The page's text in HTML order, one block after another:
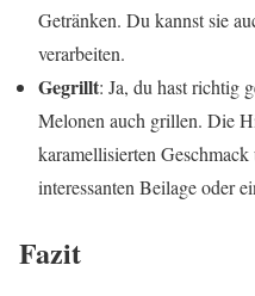
Getränken. Du kannst sie
verarbeiten.
Gegrillt: Ja, du hast richtig
Melonen auch grillen. Die
karamellisierten
interessanten Beilage oder
Fazit